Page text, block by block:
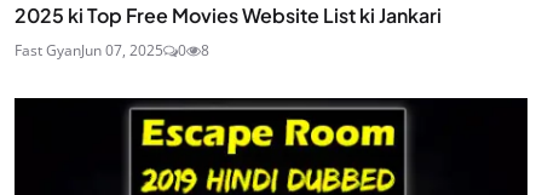
2025 ki Top Free Movies Website List ki Jankari
Fast GyanJun 07, 2025 0 8